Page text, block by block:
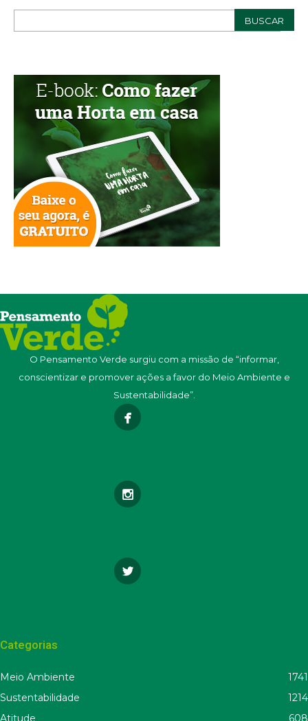
O Pensamento Verde surgiu com a missão de “informar,
conscientizar e promover ações a favor do Meio Ambiente e
Sustentabilidade”.
Categorias
Meio Ambiente
1741
Sustentabilidade
1214
Atitude
608